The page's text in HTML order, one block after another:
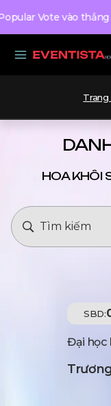
Vote vào thẳng TOP
Trang
HOA KHÔI
SBD:
Đại học